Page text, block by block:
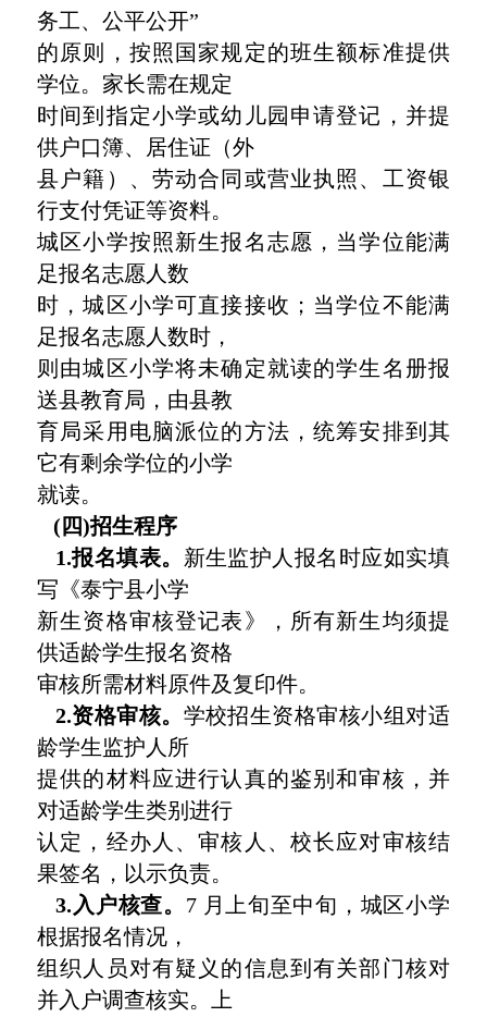
务工、公平公开”
的原则，按照国家规定的班生额标准提供
学位。家长需在规定
时间到指定小学或幼儿园申请登记，并提
供户口簿、居住证（外
县户籍）、劳动合同或营业执照、工资银
行支付凭证等资料。
城区小学按照新生报名志愿，当学位能满
足报名志愿人数
时，城区小学可直接接收；当学位不能满
足报名志愿人数时，
则由城区小学将未确定就读的学生名册报
送县教育局，由县教
育局采用电脑派位的方法，统筹安排到其
它有剩余学位的小学
就读。
(四)招生程序
1.报名填表。 新生监护人报名时应如实填
写《泰宁县小学
新生资格审核登记表》，所有新生均须提
供适龄学生报名资格
审核所需材料原件及复印件。
2.资格审核。 学校招生资格审核小组对适
龄学生监护人所
提供的材料应进行认真的鉴别和审核，并
对适龄学生类别进行
认定，经办人、审核人、校长应对审核结
果签名，以示负责。
3.入户核查。 7 月上旬至中旬，城区小学
根据报名情况，
组织人员对有疑义的信息到有关部门核对
并入户调查核实。上